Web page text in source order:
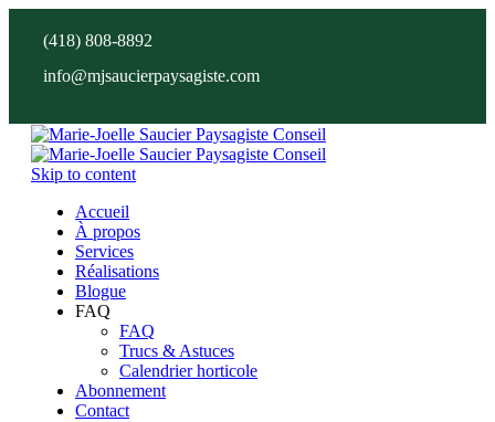
(418) 808-8892
info@mjsaucierpaysagiste.com
Skip to content
Accueil
À propos
Services
Réalisations
Blogue
FAQ
FAQ
Trucs & Astuces
Calendrier horticole
Abonnement
Contact